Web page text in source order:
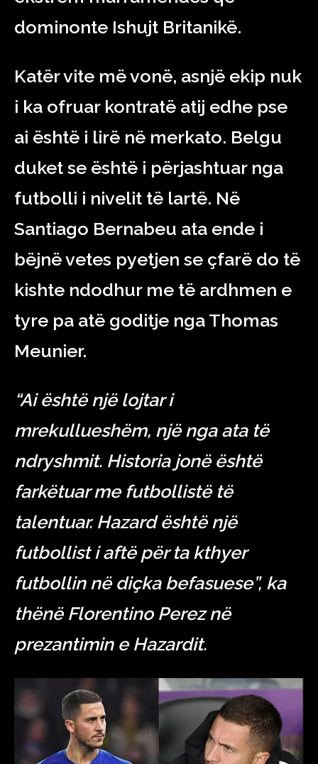
dominonte Ishujt Britanikë.
Katër vite më vonë, asnjë ekip nuk
i ka ofruar kontratë atij edhe pse
ai është i lirë në merkato. Belgu
duket se është i përjashtuar nga
futbolli i nivelit të lartë. Në
Santiago Bernabeu ata ende i
bëjnë vetes pyetjen se çfarë do të
kishte ndodhur me të ardhmen e
tyre pa atë goditje nga Thomas
Meunier.
“Ai është një lojtar i
mrekullueshëm, një nga ata të
ndryshmit. Historia jonë është
farkëtuar me futbollistë të
talentuar. Hazard është një
futbollist i aftë për ta kthyer
futbollin në diçka befasuese”, ka
thënë Florentino Perez në
prezantimin e Hazardit.